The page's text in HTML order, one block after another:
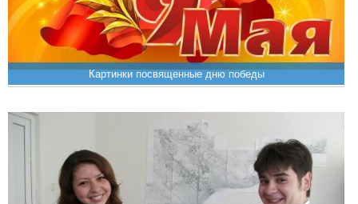
Картинки посвященные дню победы